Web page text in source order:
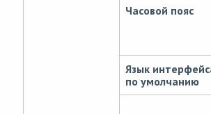
Часовой пояс
Язык
по умолчанию